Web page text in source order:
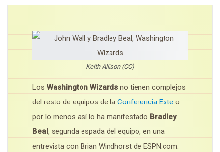
Keith Allison (CC)
Los Washington Wizards no tienen complejos
del resto de equipos de la Conferencia Este o
por lo menos así lo ha manifestado Bradley
Beal, segunda espada del equipo, en una
entrevista con Brian Windhorst de ESPN.com: